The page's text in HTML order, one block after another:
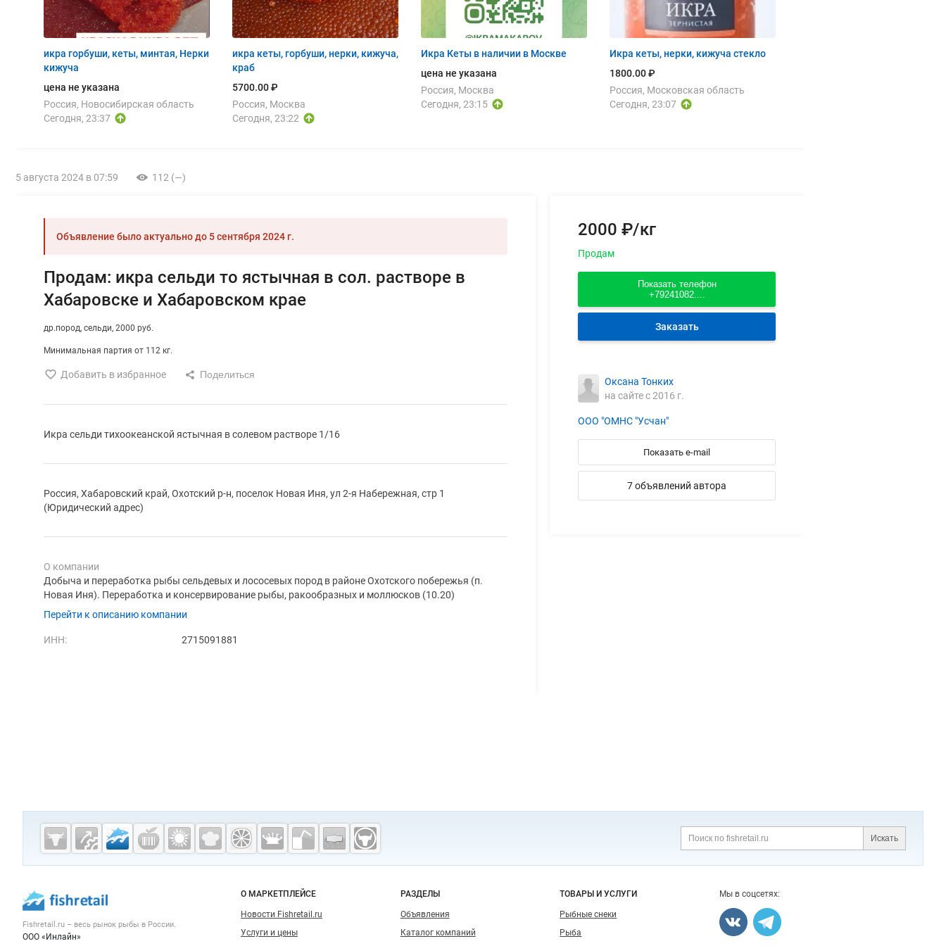
икра горбуши, кеты, минтая, Нерки
кижуча
цена не указана
Россия, Новосибирская область
Сегодня, 23:37
икра кеты, горбуши, нерки, кижуча,
краб
5700.00 ₽
Россия, Москва
Сегодня, 23:22
Икра Кеты в наличии в Москве
цена не указана
Россия, Москва
Сегодня, 23:15
Икра кеты, нерки, кижуча стекло
1800.00 ₽
Россия, Московская область
Сегодня, 23:07
5 августа 2024 в 07:59 112 (—)
Объявление было актуально до 5 сентября 2024 г.
Продам: икра сельди то ястычная в сол. растворе в
Хабаровске и Хабаровском крае
др.пород сельди 2000 руб.
Минимальная партия от 112 кг.
Добавить в избранное
Икра сельди тихоокеанской ястычная в солевом растворе 1/16
Россия, Хабаровский край, Охотский р-н, поселок Новая Иня, ул 2-я Набережная, стр 1
(Юридический адрес)
О компании
Добыча и переработка рыбы сельдевых и лососевых пород в районе Охотского побережья (п.
Новая Иня). Переработка и консервирование рыбы, ракообразных и моллюсков (10.20)
Перейти к описанию компании
ИНН: 2715091881
2000 ₽/кг
Продам
Показать телефон
+79241082....
Заказать
Оксана Тонких
на сайте с 2016 г.
ООО "ОМНС "Усчан"
Показать e-mail
7 объявлений автора
Дополнительная информация
Искать
Cсылки на полезные проекты
Fishretail.ru —
рыба,
Важные разделы и контакты
Fishretail.ru – весь рынок рыбы в России.
ООО «Инлайн»
Навигация по сайту
О МАРКЕТПЛЕЙСЕ
Новости Fishretail.ru
Услуги и цены
РАЗДЕЛЫ
Объявления
Каталог компаний
ТОВАРЫ И УСЛУГИ
Рыбные снеки
Рыба
Мы в соцсетях: